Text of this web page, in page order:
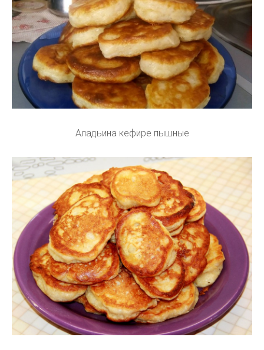
Аладьина кефире пышные